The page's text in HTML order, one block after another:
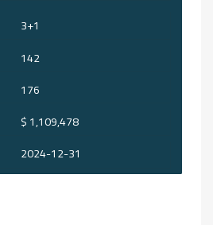
3+1
142
176
$ 1,109,478
2024-12-31